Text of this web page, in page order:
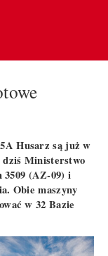
Husarz są już w
dziś Ministerstwo
3509 (AZ-09) i
Obie maszyny
w 32 Bazie